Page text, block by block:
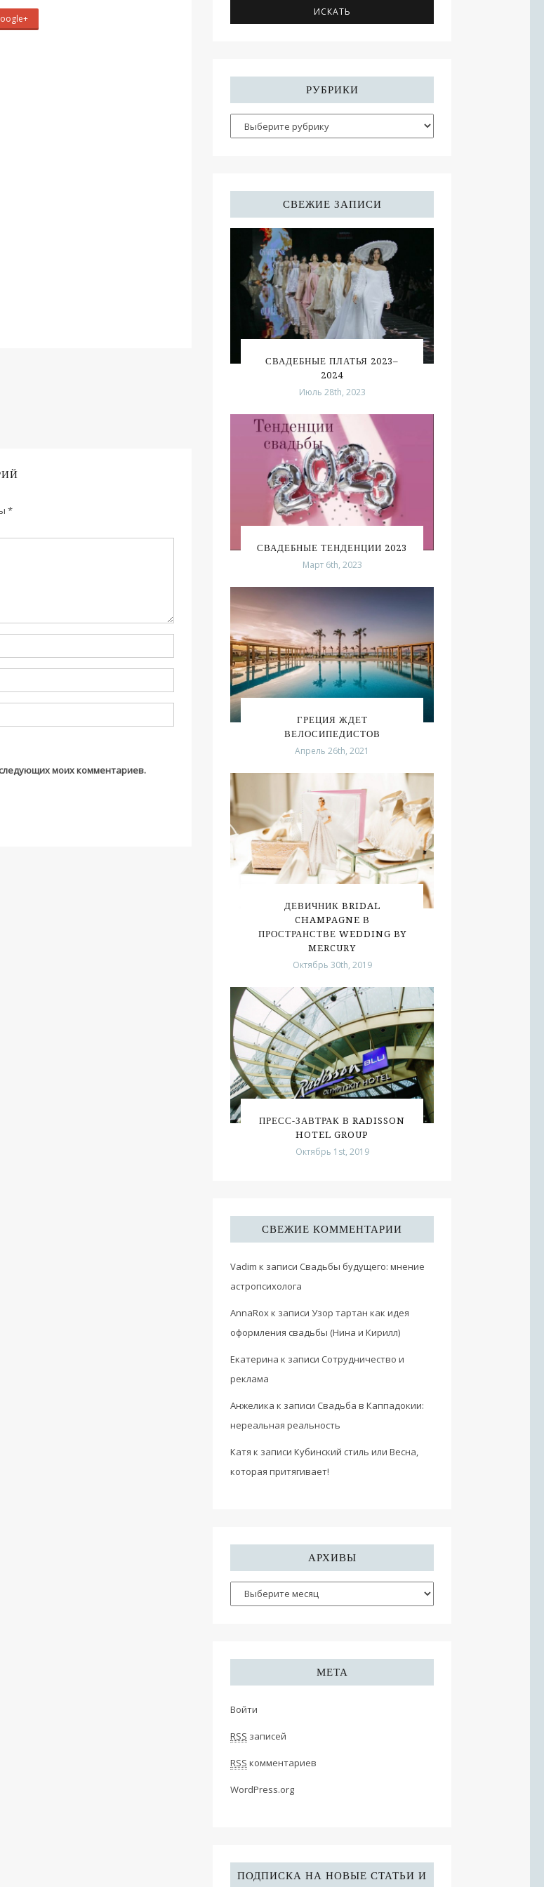
*
моих комментариев.
РУБРИКИ
СВЕЖИЕ ЗАПИСИ
СВАДЕБНЫЕ ПЛАТЬЯ 2023–
2024
Июль 28th, 2023
СВАДЕБНЫЕ ТЕНДЕНЦИИ 2023
Март 6th, 2023
ГРЕЦИЯ ЖДЕТ
ВЕЛОСИПЕДИСТОВ
Апрель 26th, 2021
ДЕВИЧНИК BRIDAL
CHAMPAGNE В
ПРОСТРАНСТВЕ WEDDING BY
MERCURY
Октябрь 30th, 2019
ПРЕСС-ЗАВТРАК В RADISSON
HOTEL GROUP
Октябрь 1st, 2019
СВЕЖИЕ КОММЕНТАРИИ
Vadim к записи Свадьбы будущего: мнение
астропсихолога
AnnaRoxк записи Узор тартан как идея
оформления свадьбы (Нина и Кирилл)
Екатерина к записи Сотрудничество и
реклама
Анжелика к записи Свадьба в Каппадокии:
нереальная реальность
Катя к записи Кубинский стиль или Весна,
которая притягивает!
АРХИВЫ
МЕТА
Войти
RSS записей
RSS комментариев
WordPress.org
ПОДПИСКА НА НОВЫЕ СТАТЬИ И